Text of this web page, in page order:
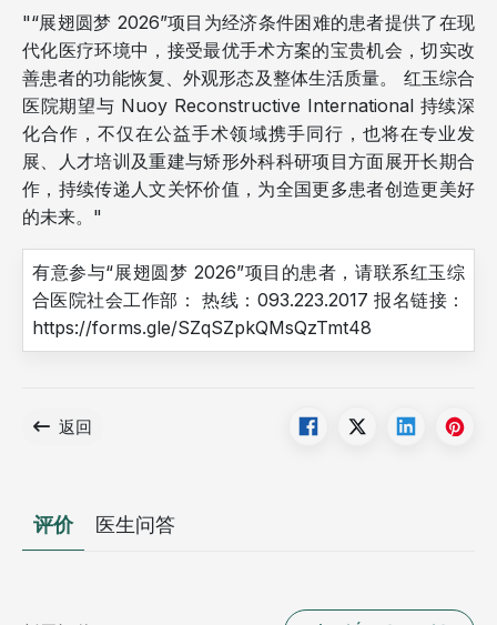
"“展翅圆梦 2026”项目为经济条件困难的患者提供了在现
代化医疗环境中，接受最优手术方案的宝贵机会，切实改
善患者的功能恢复、外观形态及整体生活质量。 红玉综合
医院期望与 Nuoy Reconstructive International 持续深
化合作，不仅在公益手术领域携手同行，也将在专业发
展、人才培训及重建与矫形外科科研项目方面展开长期合
作，持续传递人文关怀价值，为全国更多患者创造更美好
的未来。"
有意参与“展翅圆梦 2026”项目的患者，请联系红玉综
合医院社会工作部： 热线：093.223.2017 报名链接：
https://forms.gle/SZqSZpkQMsQzTmt48
返回
评价 医生问答